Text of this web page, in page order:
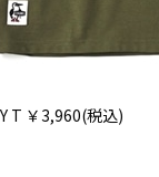
T ￥3,960(税込)